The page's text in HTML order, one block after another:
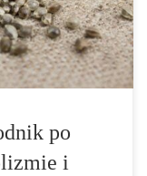
kannabinoidu
po
i